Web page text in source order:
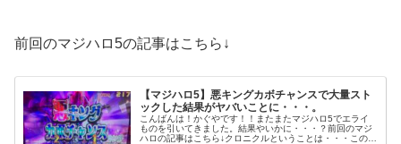
前回のマジハロ5の記事はこちら↓
【マジハロ5】悪キングカボチャンスで大量スト
ックした結果がヤバいことに・・・。
こんばんは！かぐやです！！またまたマジハロ5でエライ
ものを引いてきました。結果やいかに・・・？前回のマジ
ハロの記事はこちら↓クロニクルということは・・・この日